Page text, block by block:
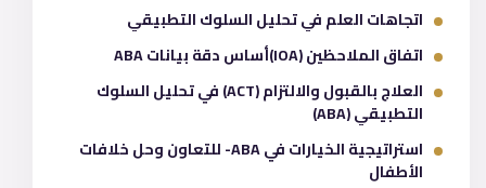
اتجاهات العلم في تحليل السلوك التطبيقي
اتفاق الملاحظين (IOA)أساس دقة بيانات ABA
العلاج بالقبول والالتزام (ACT) في تحليل السلوك
التطبيقي (ABA)
استراتيجية الخيارات في ABA- للتعاون وحل خلافات
الأطفال